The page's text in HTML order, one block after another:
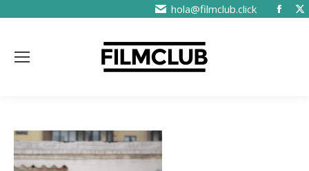
hola@filmclub.click